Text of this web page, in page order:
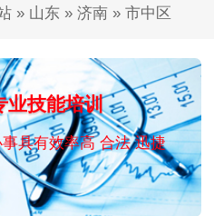
» 山东» 济南» 市中区
业技能培训
具有效率高 合法 迅捷